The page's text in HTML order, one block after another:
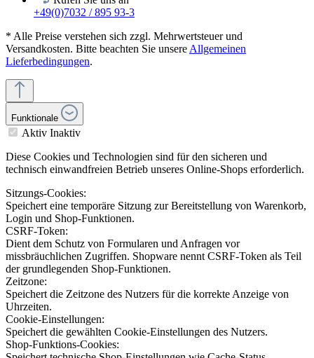
+49(0)7032 / 895 93-3
* Alle Preise verstehen sich zzgl. Mehrwertsteuer und
Versandkosten. Bitte beachten Sie unsere Allgemeinen
Lieferbedingungen.
Funktionale
Aktiv Inaktiv
Diese Cookies und Technologien sind für den sicheren und
technisch einwandfreien Betrieb unseres Online-Shops erforderlich.
Sitzungs-Cookies:
Speichert eine temporäre Sitzung zur Bereitstellung von Warenkorb,
Login und Shop-Funktionen.
CSRF-Token:
Dient dem Schutz von Formularen und Anfragen vor
missbräuchlichen Zugriffen. Shopware nennt CSRF-Token als Teil
der grundlegenden Shop-Funktionen.
Zeitzone:
Speichert die Zeitzone des Nutzers für die korrekte Anzeige von
Uhrzeiten.
Cookie-Einstellungen:
Speichert die gewählten Cookie-Einstellungen des Nutzers.
Shop-Funktions-Cookies: